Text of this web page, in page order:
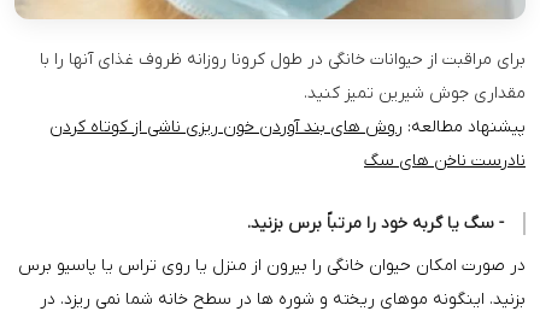
برای مراقبت از حیوانات خانگی در طول کرونا روزانه ظروف غذای آنها را با
مقداری جوش شیرین تمیز کنید.
پیشنهاد مطالعه: روش های بند آوردن خون ریزی ناشی از کوتاه کردن
نادرست ناخن های سگ
- سگ یا گربه خود را مرتباً برس بزنید.
در صورت امکان حیوان خانگی را بیرون از منزل یا روی تراس یا پاسیو برس
بزنید. اینگونه موهای ریخته و شوره ها در سطح خانه شما نمی ریزد. در